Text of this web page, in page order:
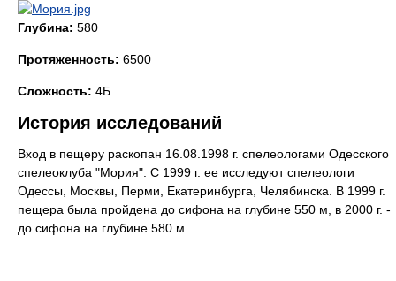
Глубина: 580
Протяженность: 6500
Сложность: 4Б
История исследований
Вход в пещеру раскопан 16.08.1998 г. спелеологами Одесского
спелеоклуба "Мория". С 1999 г. ее исследуют спелеологи
Одессы, Москвы, Перми, Екатеринбурга, Челябинска. В 1999 г.
пещера была пройдена до сифона на глубине 550 м, в 2000 г. -
до сифона на глубине 580 м.